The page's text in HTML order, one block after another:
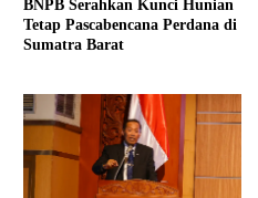
BNPB Serahkan Kunci Hunian
Tetap Pascabencana Perdana di
Sumatra Barat